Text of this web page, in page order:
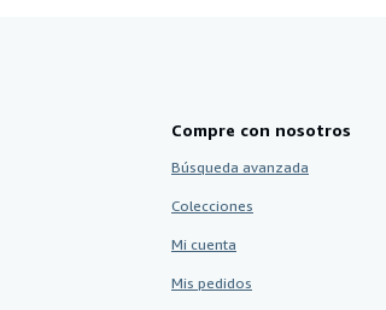
Compre con nosotros
Búsqueda avanzada
Colecciones
Mi cuenta
Mis pedidos